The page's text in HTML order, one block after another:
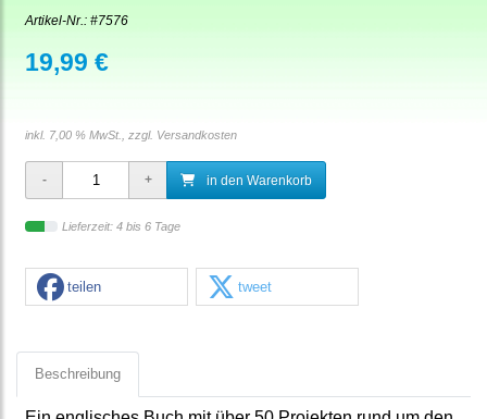
Artikel-Nr.: #7576
19,99 €
inkl. 7,00 % MwSt., zzgl. Versandkosten
in den Warenkorb
Lieferzeit: 4 bis 6 Tage
teilen tweet
Beschreibung